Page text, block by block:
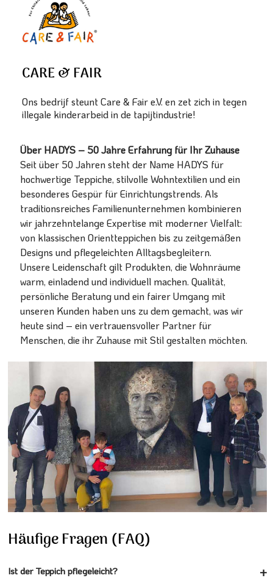
CARE & FAIR
Ons bedrijf steunt Care & Fair e.V. en zet zich in tegen
illegale kinderarbeid in de tapijtindustrie!
Über HADYS – 50 Jahre Erfahrung für Ihr Zuhause
Seit über 50 Jahren steht der Name HADYS für
hochwertige Teppiche, stilvolle Wohntextilien und ein
besonderes Gespür für Einrichtungstrends. Als
traditionsreiches Familienunternehmen kombinieren
wir jahrzehntelange Expertise mit moderner Vielfalt:
von klassischen Orientteppichen bis zu zeitgemäßen
Designs und pflegeleichten Alltagsbegleitern.
Unsere Leidenschaft gilt Produkten, die Wohnräume
warm, einladend und individuell machen. Qualität,
persönliche Beratung und ein fairer Umgang mit
unseren Kunden haben uns zu dem gemacht, was wir
heute sind – ein vertrauensvoller Partner für
Menschen, die ihr Zuhause mit Stil gestalten möchten.
Häufige Fragen (FAQ)
Ist der Teppich pflegeleicht?